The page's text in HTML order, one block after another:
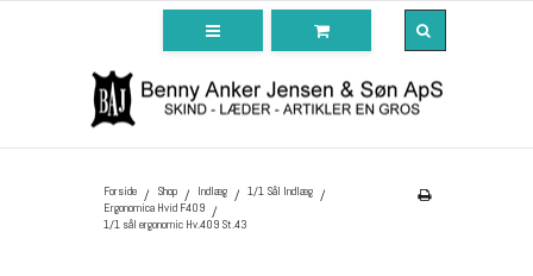
Forside / Shop / Indlæg / 1/1 Sål Indlæg /
Ergonomica Hvid F409 /
1/1 sål ergonomic Hv.409 St.43